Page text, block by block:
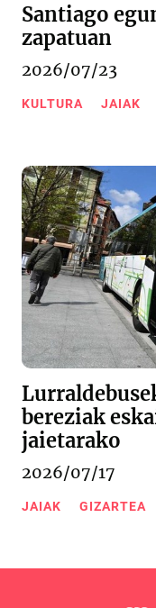
Santiago
zapatuan
2026/07/23
KULTURA JAIAK
bereziak
jaietarako
2026/07/17
JAIAK GIZARTEA